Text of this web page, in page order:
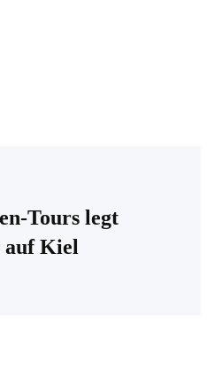
Tours legt
auf Kiel